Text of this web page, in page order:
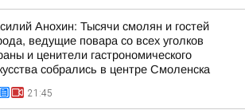
Анохин: Тысячи смолян и гостей
ведущие повара со всех уголков
и ценители гастрономического
собрались в центре Смоленска
21:45